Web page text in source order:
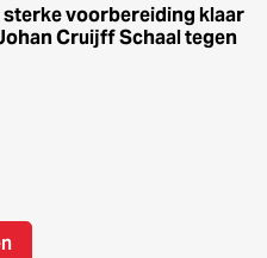
sterke voorbereiding klaar
Cruijff Schaal tegen